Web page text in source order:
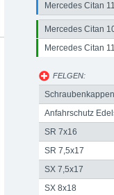
Mercedes Citan
Mercedes Citan
Mercedes Citan
FELGEN:
Anfahrschutz
SR 7x16
SR 7,5x17
SX 7,5x17
SX 8x18